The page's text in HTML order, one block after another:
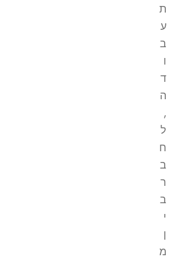
ת
ע
ב
ו
ד
ה
,
ל
ח
ב
ר
ב
י
ן
מ